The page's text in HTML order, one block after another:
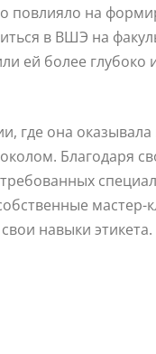
повлияло на
в ВШЭ на
ей более глубоко
где она
Благодаря
мастер-
навыки этикета.